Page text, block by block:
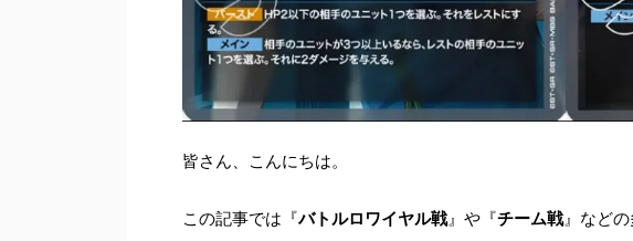
皆さん、こんにちは。
この記事では『バトルロワイヤル戦』や『チーム戦』など